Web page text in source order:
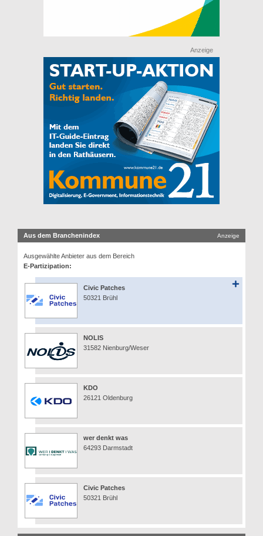
Anzeige
Aus dem Branchenindex Anzeige
Ausgewählte Anbieter aus dem Bereich
E-Partizipation:
Civic Patches
50321 Brühl
NOLIS
31582 Nienburg/Weser
KDO
26121 Oldenburg
wer denkt was
64293 Darmstadt
Civic Patches
50321 Brühl